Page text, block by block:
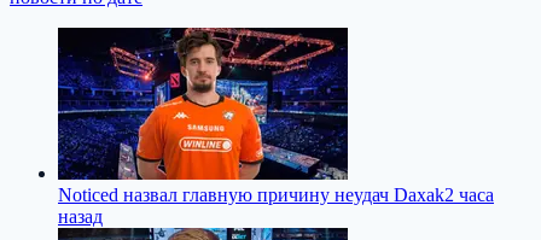
Noticed назвал главную причину неудач Daxak2 часа
назад